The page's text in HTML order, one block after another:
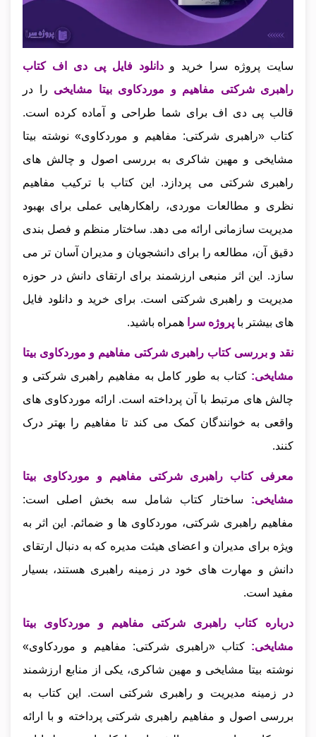
سایت پروژه سرا خرید و دانلود فایل پی دی اف کتاب
راهبری شرکتی مفاهیم و موردکاوی بیتا مشایخی را در
قالب پی دی اف برای شما طراحی و آماده کرده است.
کتاب «راهبری شرکتی: مفاهیم و موردکاوی» نوشته بیتا
مشایخی و مهین شاکری به بررسی اصول و چالش‌ های
راهبری شرکتی می‌ پردازد. این کتاب با ترکیب مفاهیم
نظری و مطالعات موردی، راهکارهایی عملی برای بهبود
مدیریت سازمانی ارائه می‌ دهد. ساختار منظم و فصل‌ بندی
دقیق آن، مطالعه را برای دانشجویان و مدیران آسان‌ تر می‌
سازد. این اثر منبعی ارزشمند برای ارتقای دانش در حوزه
مدیریت و راهبری شرکتی است. برای خرید و دانلود فایل
های بیشتر با پروژه سرا همراه باشید.
نقد و بررسی کتاب راهبری شرکتی مفاهیم و موردکاوی بیتا
مشایخی: کتاب به طور کامل به مفاهیم راهبری شرکتی و
چالش‌ های مرتبط با آن پرداخته است. ارائه موردکاوی‌ های
واقعی به خوانندگان کمک می‌ کند تا مفاهیم را بهتر درک
کنند.
معرفی کتاب راهبری شرکتی مفاهیم و موردکاوی بیتا
مشایخی: ساختار کتاب شامل سه بخش اصلی است:
مفاهیم راهبری شرکتی، موردکاوی‌ ها و ضمائم. این اثر به‌
ویژه برای مدیران و اعضای هیئت‌ مدیره که به دنبال ارتقای
دانش و مهارت‌ های خود در زمینه راهبری هستند، بسیار
مفید است.
درباره کتاب راهبری شرکتی مفاهیم و موردکاوی بیتا
مشایخی: کتاب «راهبری شرکتی: مفاهیم و موردکاوی»
نوشته بیتا مشایخی و مهین شاکری، یکی از منابع ارزشمند
در زمینه مدیریت و راهبری شرکتی است. این کتاب به
بررسی اصول و مفاهیم راهبری شرکتی پرداخته و با ارائه